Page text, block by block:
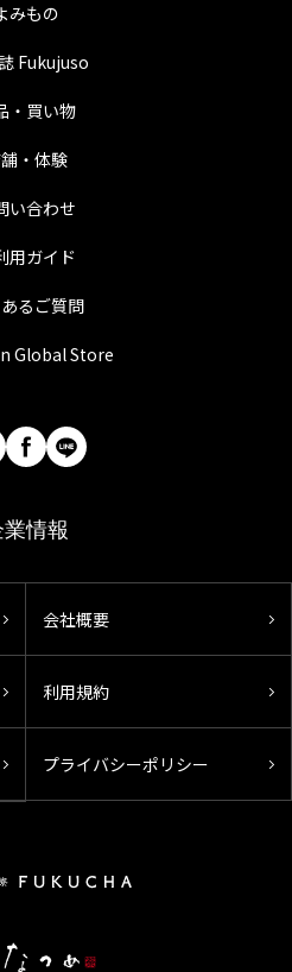
みもの
Fukujuso
・買い物
・体験
い合わせ
用ガイド
るご質問
Global Store
業情報
会社概要
利用規約
プライバシーポリシー